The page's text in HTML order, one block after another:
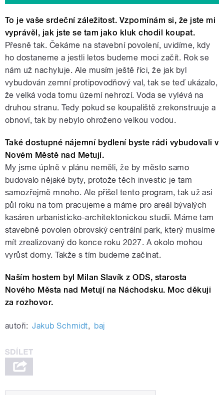
To je vaše srdeční záležitost. Vzpomínám si, že jste mi
vyprávěl, jak jste se tam jako kluk chodil koupat.
Přesně tak. Čekáme na stavební povolení, uvidíme, kdy
ho dostaneme a jestli letos budeme moci začít. Rok se
nám už nachyluje. Ale musím ještě říci, že jak byl
vybudován zemní protipovodňový val, tak se teď ukázalo,
že velká voda tomu území nehrozí. Voda se vylévá na
druhou stranu. Tedy pokud se koupaliště zrekonstruuje a
obnoví, tak by nebylo ohroženo velkou vodou.
Také dostupné nájemní bydlení byste rádi vybudovali v
Novém Městě nad Metují.
My jsme úplně v plánu neměli, že by město samo
budovalo nějaké byty, protože těch investic je tam
samozřejmě mnoho. Ale přišel tento program, tak už asi
půl roku na tom pracujeme a máme pro areál bývalých
kasáren urbanisticko-architektonickou studii. Máme tam
stavebně povolen obrovský centrální park, který musíme
mít zrealizovaný do konce roku 2027. A okolo mohou
vyrůst domy. Takže s tím budeme začínat.
Naším hostem byl Milan Slavík z ODS, starosta
Nového Města nad Metují na Náchodsku. Moc děkuji
za rozhovor.
autoři: Jakub Schmidt, baj